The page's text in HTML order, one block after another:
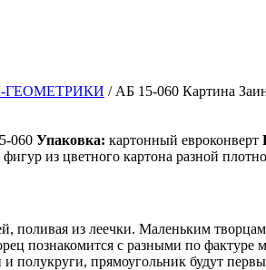
ГЕОМЕТРИКИ / АБ 15-060 Картина
060 Упаковка: картонный евроконверт
из цветного картона разной
поливая из леечки. Маленьким
познакомится с разными по
полукруги, прямоугольник будут